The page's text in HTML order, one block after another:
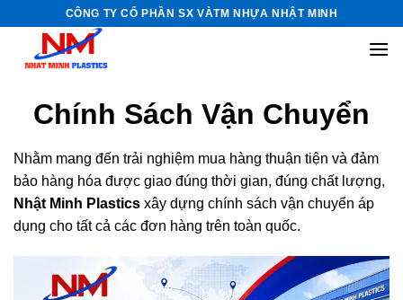
content
CÔNG TY CỔ PHẦN SX VÀTM NHỰA NHẬT MINH
Chính Sách Vận Chuyển
Nhằm mang đến trải nghiệm mua hàng thuận tiện và đảm
bảo hàng hóa được giao đúng thời gian, đúng chất lượng,
Nhật Minh Plastics xây dựng chính sách vận chuyển áp
dụng cho tất cả các đơn hàng trên toàn quốc.